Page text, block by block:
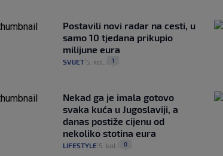
Postavili novi radar na cesti, u
samo 10 tjedana prikupio
milijune eura
SVIJET 5. kol. 1
Nekad ga je imala gotovo
svaka kuća u Jugoslaviji, a
danas postiže cijenu od
nekoliko stotina eura
LIFESTYLE 5. kol. 0